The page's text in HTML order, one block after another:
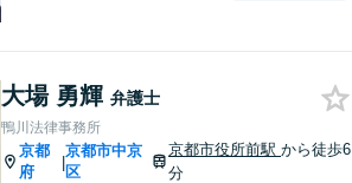
大場 勇輝 弁護士
鴨川法律事務所
京都
府
|
京都市中京
区
京都市役所前駅から徒歩6
分